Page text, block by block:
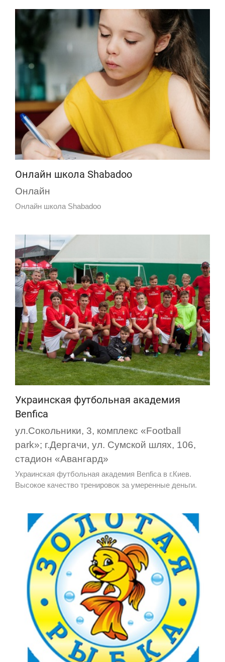
Онлайн школа Shabadoo
Онлайн
Онлайн школа Shabadoo
Украинская футбольная академия
Benfica
ул.Сокольники, 3, комплекс «Football
park»; г.Дергачи, ул. Сумской шлях, 106,
стадион «Авангард»
Украинская футбольная академия Benfica в г.Киев.
Высокое качество тренировок за умеренные деньги.